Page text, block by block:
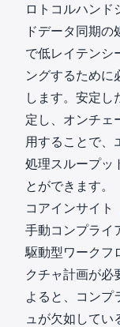
ロトコルハンド
ドデータ同期
で低レイテンシ
ングするために
します。安定し
定し、オンチェ
用することで、
処理スループッ
とができます。
コアインサイト
手動コンプライ
駆動型ワークフ
クチャ計画が必
よると、コンプ
ュが欠如してい